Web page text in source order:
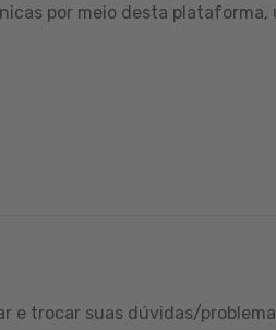
por meio desta
e trocar suas dúvidas/